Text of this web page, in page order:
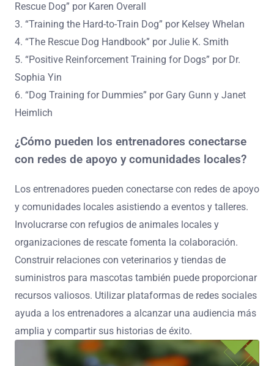
Rescue Dog” por Karen Overall
3. “Training the Hard-to-Train Dog” por Kelsey Whelan
4. “The Rescue Dog Handbook” por Julie K. Smith
5. “Positive Reinforcement Training for Dogs” por Dr.
Sophia Yin
6. “Dog Training for Dummies” por Gary Gunn y Janet
Heimlich
¿Cómo pueden los entrenadores conectarse
con redes de apoyo y comunidades locales?
Los entrenadores pueden conectarse con redes de apoyo
y comunidades locales asistiendo a eventos y talleres.
Involucrarse con refugios de animales locales y
organizaciones de rescate fomenta la colaboración.
Construir relaciones con veterinarios y tiendas de
suministros para mascotas también puede proporcionar
recursos valiosos. Utilizar plataformas de redes sociales
ayuda a los entrenadores a alcanzar una audiencia más
amplia y compartir sus historias de éxito.